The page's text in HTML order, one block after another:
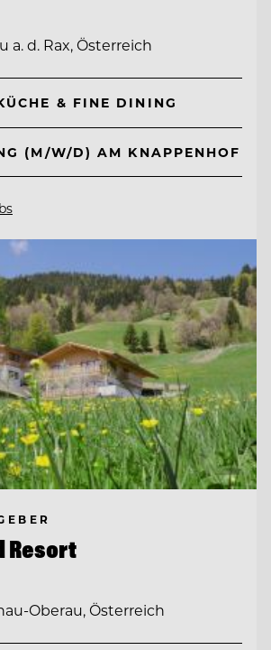
a. d. Rax, Österreich
& FINE DINING
(M/W/D) AM KNAPPENHOF
Resort
Oberau, Österreich